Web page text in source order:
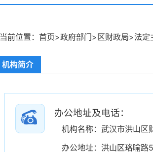
当前位置： 首页>政府部门> 区财政局>法定
机构简介
办公地址及电话：
机构名称：武汉市洪山区
办公地址：洪山区珞喻路